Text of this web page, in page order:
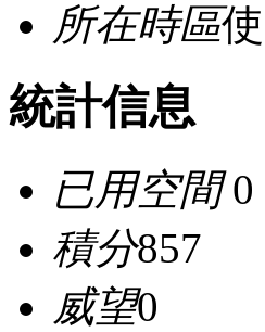
所在時區
統計信息
已用空間0
積分857
威望0